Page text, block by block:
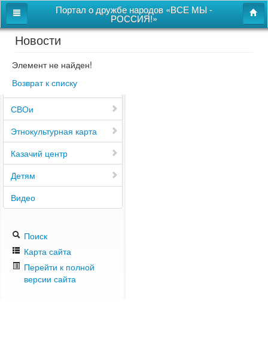
Портал о дружбе народов «ВСЕ МЫ -
РОССИЯ!»
Главная
Дом дружбы народов
Новости
СВОи
Этнокультурная карта
Казачий центр
Детям
Видео
Поиск
Карта сайта
Перейти к полной
версии сайта
Новости
Элемент не найден!
Возврат к списку